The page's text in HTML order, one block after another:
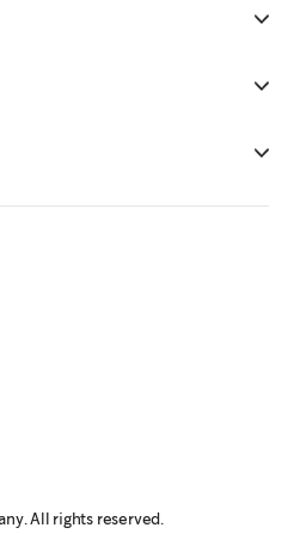
All rights reserved.